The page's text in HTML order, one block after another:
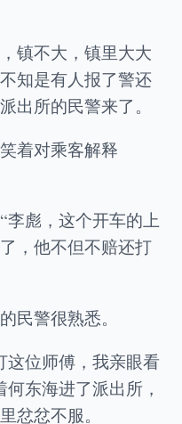
镇不大，镇里大大
知是有人报了警还
出所的民警来了。
着对乘客解释
李彪，这个开车的上
，他不但不赔还打
民警很熟悉。
这位师傅，我亲眼看
东海进了派出所，
忿忿不服。